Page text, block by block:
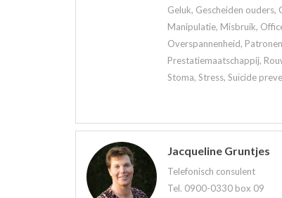
Geluk, Gescheiden
Manipulatie, Misbruik,
Overspannenheid,
Prestatiemaatschappij,
Stoma, Stress, Suïcide
Jacqueline Gruntjes
Telefonisch consulent
Tel. 0900-0330 box 09